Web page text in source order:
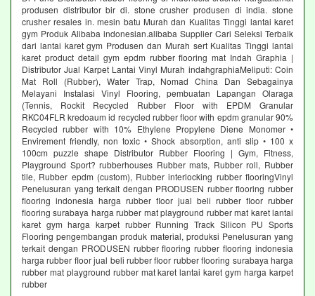
produsen distributor bir di. stone crusher produsen di india. stone
crusher resales in. mesin batu Murah dan Kualitas Tinggi lantai karet
gym Produk Alibaba indonesian.alibaba Supplier Cari Seleksi Terbaik
dari lantai karet gym Produsen dan Murah sert Kualitas Tinggi lantai
karet product detail gym epdm rubber flooring mat Indah Graphia |
Distributor Jual Karpet Lantai Vinyl Murah indahgraphiaMeliputi: Coin
Mat Roll (Rubber), Water Trap, Nomad China Dan Sebagainya
Melayani Instalasi Vinyl Flooring, pembuatan Lapangan Olaraga
(Tennis, Rockit Recycled Rubber Floor with EPDM Granular
RKC04FLR kredoaum id recycled rubber floor with epdm granular 90%
Recycled rubber with 10% Ethylene Propylene Diene Monomer •
Envirement friendly, non toxic • Shock absorption, anti slip • 100 x
100cm puzzle shape Distributor Rubber Flooring | Gym, Fitness,
Playground Sport? rubberhouses Rubber mats, Rubber roll, Rubber
tile, Rubber epdm (custom), Rubber interlocking rubber flooringVinyl
Penelusuran yang terkait dengan PRODUSEN rubber flooring rubber
flooring indonesia harga rubber floor jual beli rubber floor rubber
flooring surabaya harga rubber mat playground rubber mat karet lantai
karet gym harga karpet rubber Running Track Silicon PU Sports
Flooring pengembangan produk material, produksi Penelusuran yang
terkait dengan PRODUSEN rubber flooring rubber flooring indonesia
harga rubber floor jual beli rubber floor rubber flooring surabaya harga
rubber mat playground rubber mat karet lantai karet gym harga karpet
rubber